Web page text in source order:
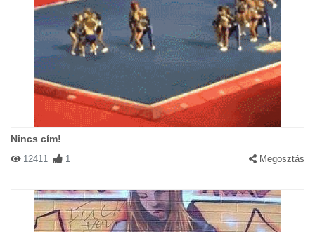
Nincs cím!
12411 1 Megosztás